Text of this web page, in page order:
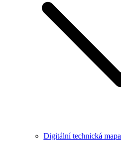
Digitální technická mapa